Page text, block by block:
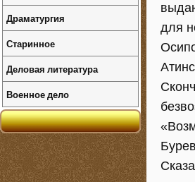
для
Драматургия
Старинное
Деловая литература
Военное дело